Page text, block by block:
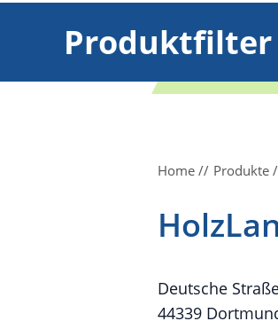
Produktfilter
Home Produkte
Deutsche
44339